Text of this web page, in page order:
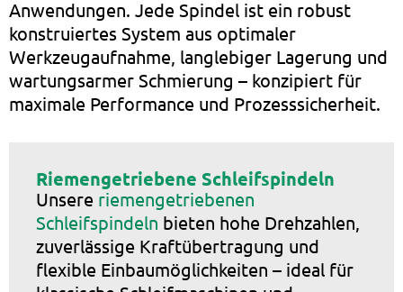
Anwendungen. Jede Spindel ist ein robust
konstruiertes System aus optimaler
Werkzeugaufnahme, langlebiger Lagerung und
wartungsarmer Schmierung – konzipiert für
maximale Performance und Prozesssicherheit.
Riemengetriebene Schleifspindeln
Unsere riemengetriebenen
Schleifspindeln bieten hohe Drehzahlen,
zuverlässige Kraftübertragung und
flexible Einbaumöglichkeiten – ideal für